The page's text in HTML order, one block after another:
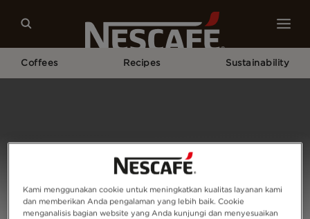
Coffees Recipes Sustainability
Kami menggunakan cookie untuk meningkatkan kualitas layanan kami
dan memberikan Anda pengalaman yang lebih baik. Cookie
menganalisis bagian website yang Anda kunjungi dan menyesuaikan